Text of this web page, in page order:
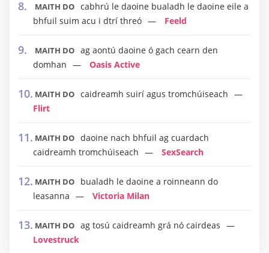
MAITH DO cabhrú le daoine bualadh le daoine eile a
bhfuil suim acu i dtrí threó
Feeld
MAITH DO ag aontú daoine ó gach cearn den
domhan
Oasis Active
MAITH DO caidreamh suirí agus tromchúiseach
Flirt
MAITH DO daoine nach bhfuil ag cuardach
caidreamh tromchúiseach
SexSearch
MAITH DO
bualadh le daoine a roinneann do
leasanna
Victoria Milan
MAITH DO ag tosú caidreamh grá nó cairdeas
Lovestruck